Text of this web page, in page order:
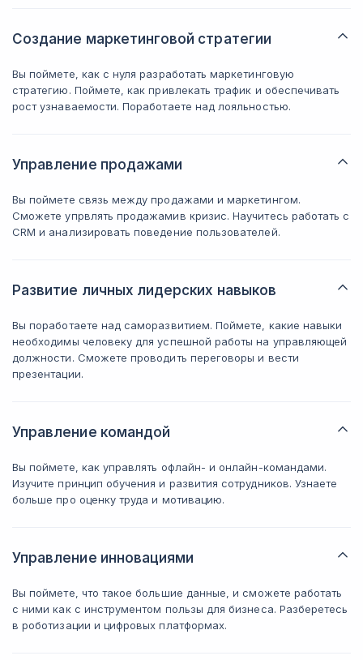
Создание маркетинговой стратегии
Вы поймете, как с нуля разработать маркетинговую
стратегию. Поймете, как привлекать трафик и обеспечивать
рост узнаваемости. Поработаете над лояльностью.
Управление продажами
Вы поймете связь между продажами и маркетингом.
Сможете упрвлять продажамив кризис. Научитесь работать с
CRM и анализировать поведение пользователей.
Развитие личных лидерских навыков
Вы поработаете над саморазвитием. Поймете, какие навыки
необходимы человеку для успешной работы на управляющей
должности. Сможете проводить переговоры и вести
презентации.
Управление командой
Вы поймете, как управлять офлайн- и онлайн-командами.
Изучите принцип обучения и развития сотрудников. Узнаете
больше про оценку труда и мотивацию.
Управление инновациями
Вы поймете, что такое большие данные, и сможете работать
с ними как с инструментом пользы для бизнеса. Разберетесь
в роботизации и цифровых платформах.